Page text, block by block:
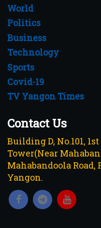
World
Politics
Business
Technology
Sports
Covid-19
TV Yangon Times
Contact Us
Building D, No.101,
Tower(Near
Mahabandoola
Yangon.